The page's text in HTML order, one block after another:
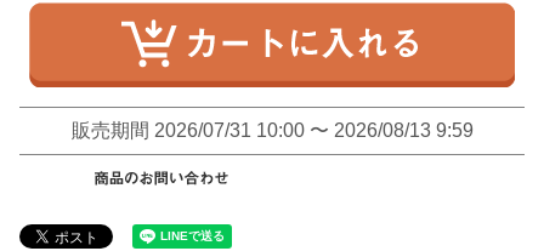
販売期間 2026/07/31 10:00 〜 2026/08/13 9:59